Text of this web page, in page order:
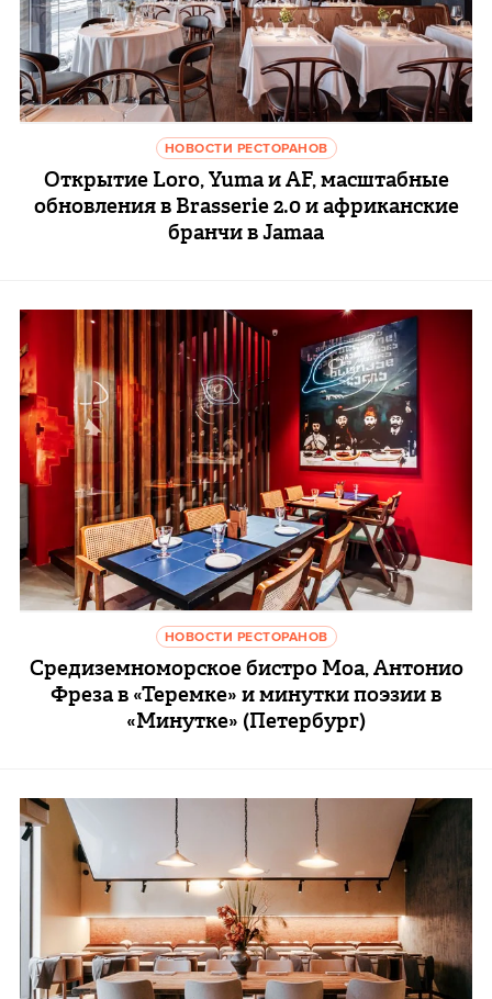
НОВОСТИ РЕСТОРАНОВ
Открытие Loro, Yuma и AF, масштабные
обновления в Brasserie 2.0 и африканские
бранчи в Jamaa
НОВОСТИ РЕСТОРАНОВ
Средиземноморское бистро Moa, Антонио
Фреза в «Теремке» и минутки поэзии в
«Минутке» (Петербург)